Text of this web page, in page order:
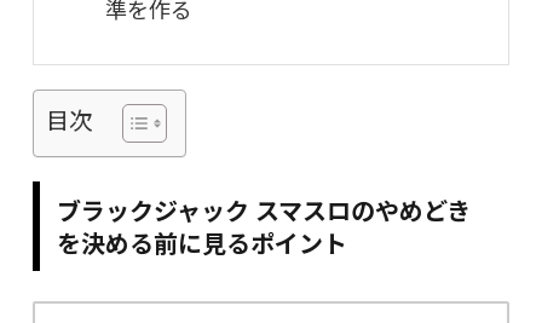
準を作る
目次
ブラックジャック スマスロのやめどき
を決める前に見るポイント